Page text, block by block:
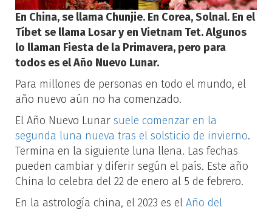
En China, se llama Chunjie. En Corea, Solnal. En el
Tíbet se llama Losar y en Vietnam Tet. Algunos
lo llaman Fiesta de la Primavera, pero para
todos es el Año Nuevo Lunar.
Para millones de personas en todo el mundo, el
año nuevo aún no ha comenzado.
El Año Nuevo Lunar suele comenzar en la
segunda luna nueva tras el solsticio de invierno.
Termina en la siguiente luna llena. Las fechas
pueden cambiar y diferir según el país. Este año
China lo celebra del 22 de enero al 5 de febrero.
En la astrología china, el 2023 es el Año del